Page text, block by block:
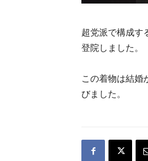
超党派で構成す
登院しました。
この着物は結婚
びました。